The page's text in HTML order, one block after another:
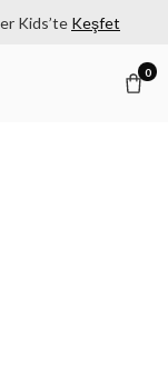
Kids’te Keşfet
0